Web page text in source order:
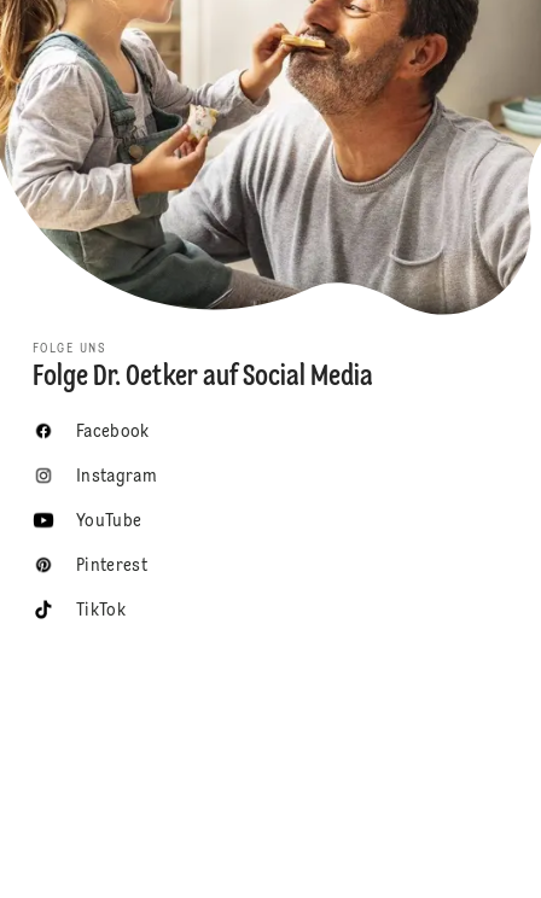
FOLGE UNS
Folge Dr. Oetker auf Social Media
Facebook
Instagram
YouTube
Pinterest
TikTok